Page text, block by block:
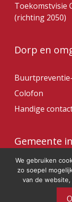
Toekomstvisie
(richting 2050)
Dorp en
Colofon
Handige
Gemeente
Gemeente
We gebruiken
zo soepel
van de